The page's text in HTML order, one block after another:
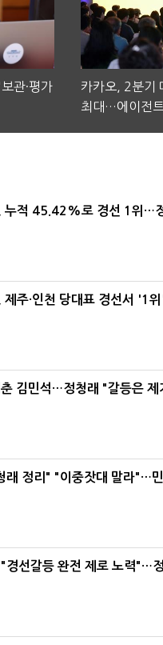
관·평가
카카오, 2분기
최대…에이전
누적 45.42%로 경선 1위…
제주·인천 당대표 경선서 '1
김민석…정청래 "갈등은 제
래 정리" "이중잣대 말라"…
경선갈등 완전 제로 노력"…